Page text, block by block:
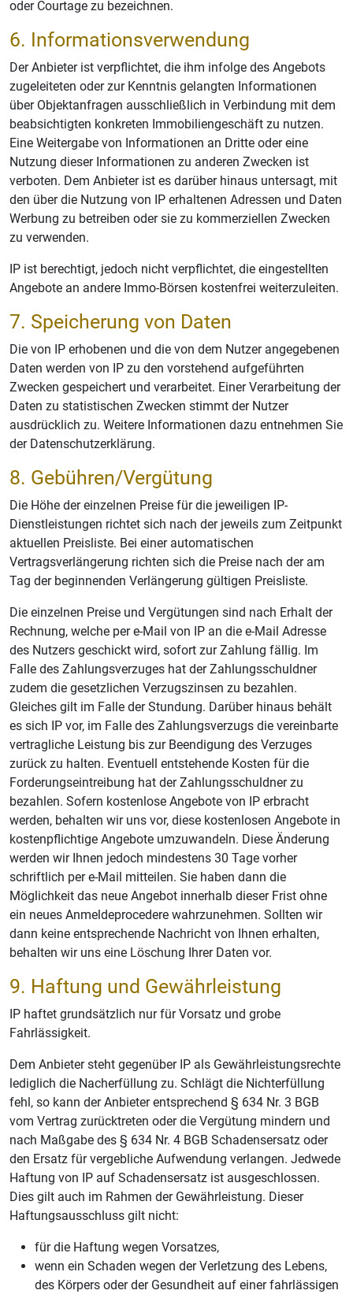
oder Courtage zu bezeichnen.
6. Informationsverwendung
Der Anbieter ist verpflichtet, die ihm infolge des Angebots
zugeleiteten oder zur Kenntnis gelangten Informationen
über Objektanfragen ausschließlich in Verbindung mit dem
beabsichtigten konkreten Immobiliengeschäft zu nutzen.
Eine Weitergabe von Informationen an Dritte oder eine
Nutzung dieser Informationen zu anderen Zwecken ist
verboten. Dem Anbieter ist es darüber hinaus untersagt, mit
den über die Nutzung von IP erhaltenen Adressen und Daten
Werbung zu betreiben oder sie zu kommerziellen Zwecken
zu verwenden.
IP ist berechtigt, jedoch nicht verpflichtet, die eingestellten
Angebote an andere Immo-Börsen kostenfrei weiterzuleiten.
7. Speicherung von Daten
Die von IP erhobenen und die von dem Nutzer angegebenen
Daten werden von IP zu den vorstehend aufgeführten
Zwecken gespeichert und verarbeitet. Einer Verarbeitung der
Daten zu statistischen Zwecken stimmt der Nutzer
ausdrücklich zu. Weitere Informationen dazu entnehmen Sie
der Datenschutzerklärung.
8. Gebühren/Vergütung
Die Höhe der einzelnen Preise für die jeweiligen IP-
Dienstleistungen richtet sich nach der jeweils zum Zeitpunkt
aktuellen Preisliste. Bei einer automatischen
Vertragsverlängerung richten sich die Preise nach der am
Tag der beginnenden Verlängerung gültigen Preisliste.
Die einzelnen Preise und Vergütungen sind nach Erhalt der
Rechnung, welche per e-Mail von IP an die e-Mail Adresse
des Nutzers geschickt wird, sofort zur Zahlung fällig. Im
Falle des Zahlungsverzuges hat der Zahlungsschuldner
zudem die gesetzlichen Verzugszinsen zu bezahlen.
Gleiches gilt im Falle der Stundung. Darüber hinaus behält
es sich IP vor, im Falle des Zahlungsverzugs die vereinbarte
vertragliche Leistung bis zur Beendigung des Verzuges
zurück zu halten. Eventuell entstehende Kosten für die
Forderungseintreibung hat der Zahlungsschuldner zu
bezahlen. Sofern kostenlose Angebote von IP erbracht
werden, behalten wir uns vor, diese kostenlosen Angebote in
kostenpflichtige Angebote umzuwandeln. Diese Änderung
werden wir Ihnen jedoch mindestens 30 Tage vorher
schriftlich per e-Mail mitteilen. Sie haben dann die
Möglichkeit das neue Angebot innerhalb dieser Frist ohne
ein neues Anmeldeprocedere wahrzunehmen. Sollten wir
dann keine entsprechende Nachricht von Ihnen erhalten,
behalten wir uns eine Löschung Ihrer Daten vor.
9. Haftung und Gewährleistung
IP haftet grundsätzlich nur für Vorsatz und grobe
Fahrlässigkeit.
Dem Anbieter steht gegenüber IP als Gewährleistungsrechte
lediglich die Nacherfüllung zu. Schlägt die Nichterfüllung
fehl, so kann der Anbieter entsprechend § 634 Nr. 3 BGB
vom Vertrag zurücktreten oder die Vergütung mindern und
nach Maßgabe des § 634 Nr. 4 BGB Schadensersatz oder
den Ersatz für vergebliche Aufwendung verlangen. Jedwede
Haftung von IP auf Schadensersatz ist ausgeschlossen.
Dies gilt auch im Rahmen der Gewährleistung. Dieser
Haftungsausschluss gilt nicht:
für die Haftung wegen Vorsatzes,
wenn ein Schaden wegen der Verletzung des Lebens,
des Körpers oder der Gesundheit auf einer fahrlässigen